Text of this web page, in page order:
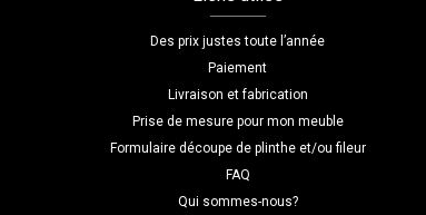
Des prix justes toute l’année
Paiement
Livraison et fabrication
Prise de mesure pour mon meuble
Formulaire découpe de plinthe et/ou fileur
FAQ
Qui sommes-nous?